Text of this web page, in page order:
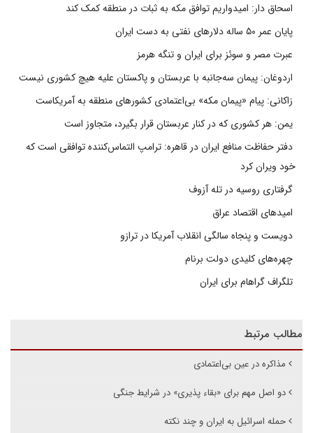
اسحاق دار: امیدواریم توافق مکه به ثبات در منطقه کمک کند
پایان عمر ۵۰ ساله دلارهای نفتی به دست ایران
عبرت مصر و سوئز برای ایران و تنگه هرمز
اردوغان: پیمان سه‌جانبه با عربستان و پاکستان علیه هیچ کشوری نیست
زاکانی: پیام «پیمان مکه» بی‌اعتمادی کشورهای منطقه به آمریکاست
یمن: هر کشوری که در کنار عربستان قرار بگیرد، متجاوز است
دفتر حفاظت منافع ایران در قاهره: ترامپ التماس‌کننده توافقی است که
خود ویران کرد
گرفتاری روسیه در تله آزوف
امیدهای اقتصاد عراق
دویست و پنجاه سالگی انقلاب آمریکا در ترازو
چهره‌های کلیدی دولت برنام
تلگراف گراهام برای ایران
مطالب مرتبط
مذاکره در عین بی‌اعتمادی
دو اصل مهم برای «بقاء پذیری» در شرایط جنگی
حمله اسرائیل به ایران و چند نکته